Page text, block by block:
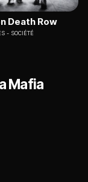
Death Row
SOCIÉTÉ
Mafia